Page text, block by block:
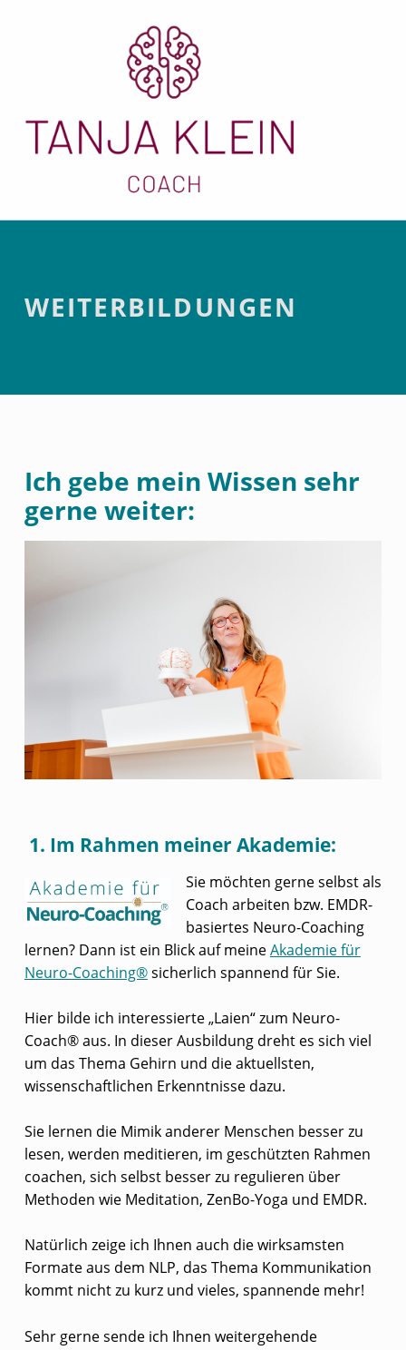
WEITERBILDUNGEN
Ich gebe mein Wissen sehr
gerne weiter:
1. Im Rahmen meiner Akademie:
Sie möchten gerne selbst als
Coach arbeiten bzw. EMDR-
basiertes Neuro-Coaching
lernen? Dann ist ein Blick auf meineAkademie für
Neuro-Coaching®sicherlich spannend für Sie.
Hier bilde ich interessierte „Laien“ zum Neuro-
Coach® aus. In dieser Ausbildung dreht es sich viel
um das Thema Gehirn und die aktuellsten,
wissenschaftlichen Erkenntnisse dazu.
Sie lernen die Mimik anderer Menschen besser zu
lesen, werden meditieren, im geschützten Rahmen
coachen, sich selbst besser zu regulieren über
Methoden wie Meditation, ZenBo-Yoga und EMDR.
Natürlich zeige ich Ihnen auch die wirksamsten
Formate aus dem NLP, das Thema Kommunikation
kommt nicht zu kurz und vieles, spannende mehr!
Sehr gerne sende ich Ihnen weitergehende